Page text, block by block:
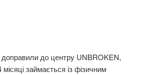
до центру UNBROKEN,
займається із фізичним